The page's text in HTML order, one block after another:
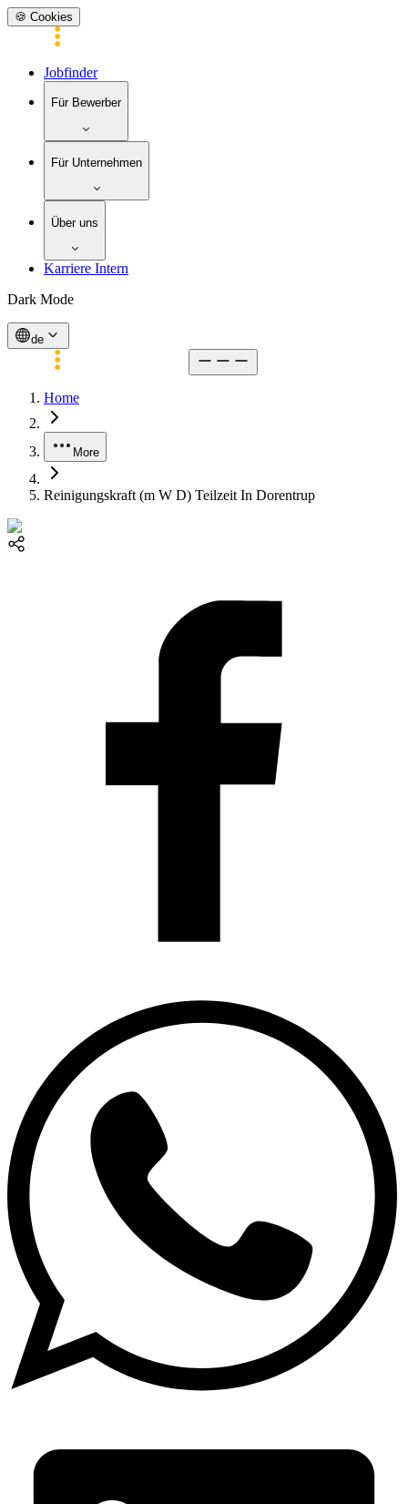
🍪 Cookies
Jobfinder
Für Bewerber
Für Unternehmen
Über uns
Karriere Intern
Dark Mode
de
Home
More
Reinigungskraft (m W D) Teilzeit In Dorentrup